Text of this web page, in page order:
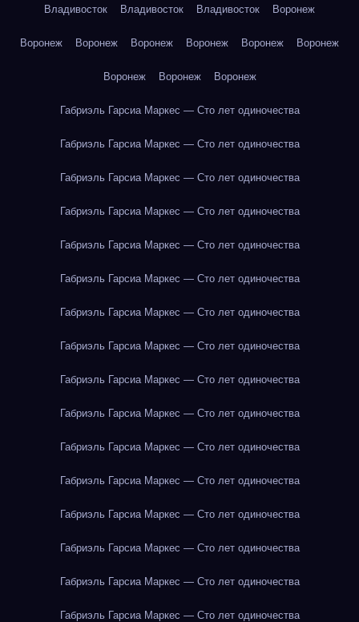
Владивосток Владивосток Владивосток Воронеж
Воронеж Воронеж Воронеж Воронеж Воронеж Воронеж
Воронеж Воронеж Воронеж
Габриэль Гарсиа Маркес — Сто лет одиночества
Габриэль Гарсиа Маркес — Сто лет одиночества
Габриэль Гарсиа Маркес — Сто лет одиночества
Габриэль Гарсиа Маркес — Сто лет одиночества
Габриэль Гарсиа Маркес — Сто лет одиночества
Габриэль Гарсиа Маркес — Сто лет одиночества
Габриэль Гарсиа Маркес — Сто лет одиночества
Габриэль Гарсиа Маркес — Сто лет одиночества
Габриэль Гарсиа Маркес — Сто лет одиночества
Габриэль Гарсиа Маркес — Сто лет одиночества
Габриэль Гарсиа Маркес — Сто лет одиночества
Габриэль Гарсиа Маркес — Сто лет одиночества
Габриэль Гарсиа Маркес — Сто лет одиночества
Габриэль Гарсиа Маркес — Сто лет одиночества
Габриэль Гарсиа Маркес — Сто лет одиночества
Габриэль Гарсиа Маркес — Сто лет одиночества